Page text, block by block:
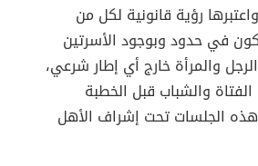
رؤية قانونية لكل من
في حدود وبوجود الأسرتين
والمرأة خارج أي إطار شرعي،
والشباب قبل الخطبة
الجلسات تحت إشراف الأهل